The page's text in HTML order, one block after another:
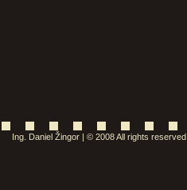
Ing. Daniel Žingor | © 2008 All rights reserved